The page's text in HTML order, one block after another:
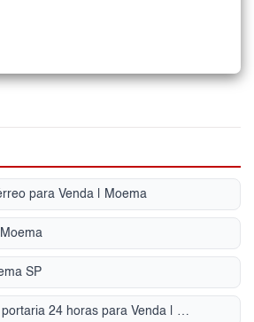
para Venda | Moema
SP
Apartamento com portaria 24 horas para Venda | Moema